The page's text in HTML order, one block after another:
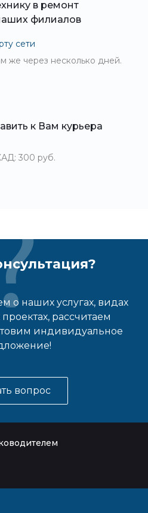
в ремонт
филиалов
сети
же через несколько дней.
к Вам курьера
300 руб.
о наших услугах, видах
рассчитаем
индивидуальное
вопрос